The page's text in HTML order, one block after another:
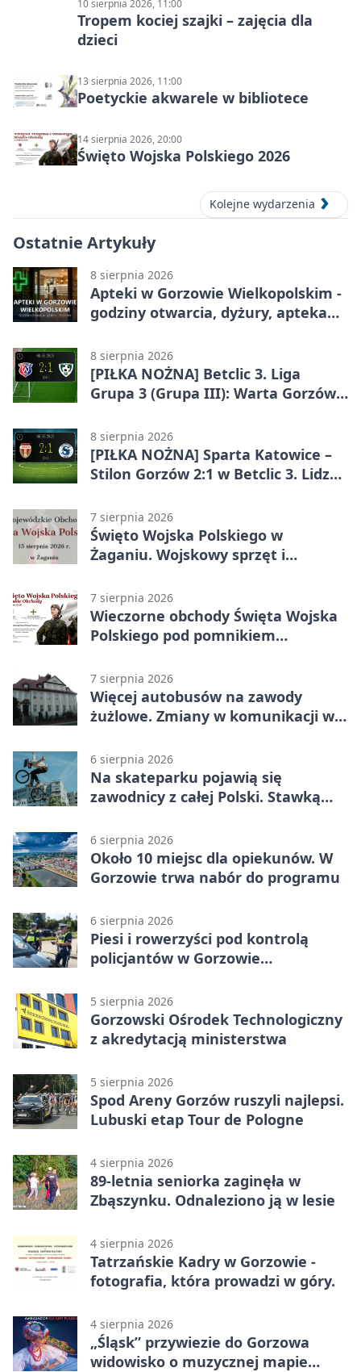
10 sierpnia 2026, 11:00
Tropem kociej szajki – zajęcia dla
dzieci
13 sierpnia 2026, 11:00
Poetyckie akwarele w bibliotece
14 sierpnia 2026, 20:00
Święto Wojska Polskiego 2026
Kolejne wydarzenia
Ostatnie Artykuły
8 sierpnia 2026
Apteki w Gorzowie Wielkopolskim -
godziny otwarcia, dyżury, apteka
8 sierpnia 2026
[PIŁKA NOŻNA] Betclic 3. Liga
Grupa 3 (Grupa III): Warta Gorzów
8 sierpnia 2026
[PIŁKA NOŻNA] Sparta Katowice –
Stilon Gorzów 2:1 w Betclic 3. Lidze
stracili zwycięstwo w doliczonym
czasie
7 sierpnia 2026
Święto Wojska Polskiego w
Żaganiu. Wojskowy sprzęt i
7 sierpnia 2026
Wieczorne obchody Święta Wojska
Polskiego pod pomnikiem
7 sierpnia 2026
Więcej autobusów na zawody
żużlowe. Zmiany w komunikacji w
6 sierpnia 2026
Na skateparku pojawią się
zawodnicy z całej Polski. Stawką
6 sierpnia 2026
Około 10 miejsc dla opiekunów. W
Gorzowie trwa nabór do programu
6 sierpnia 2026
Piesi i rowerzyści pod kontrolą
policjantów w Gorzowie
5 sierpnia 2026
Gorzowski Ośrodek Technologiczny
z akredytacją ministerstwa
5 sierpnia 2026
Spod Areny Gorzów ruszyli najlepsi.
Lubuski etap Tour de Pologne
4 sierpnia 2026
89-letnia seniorka zaginęła w
Zbąszynku. Odnaleziono ją w lesie
4 sierpnia 2026
Tatrzańskie Kadry w Gorzowie -
fotografia, która prowadzi w góry.
4 sierpnia 2026
„Śląsk” przywiezie do Gorzowa
widowisko o muzycznej mapie